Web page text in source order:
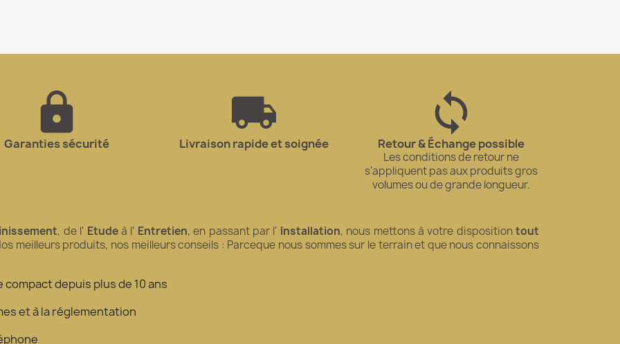
Garanties sécurité Livraison rapide et soignée Retour & Échange possible
Les conditions de retour ne
s'appliquent pas aux produits gros
volumes ou de grande longueur.
, de l' Etudeà l' Entretien, en passant par l' Installation, nous mettons à votre dispositiontout
meilleurs produits, nos meilleurs conseils : Parceque nous sommes sur le terrain et que nous connaissons
depuis plus de 10 ans
et à la réglementation